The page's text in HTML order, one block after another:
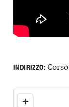
INDIRIZZO: